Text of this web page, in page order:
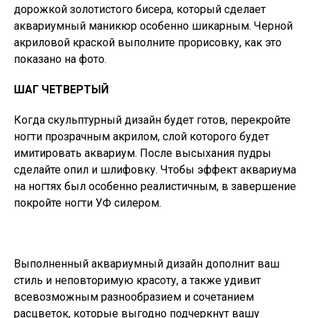
дорожкой золотистого бисера, который сделает
аквариумный маникюр особенно шикарным. Черной
акриловой краской выполните прорисовку, как это
показано на фото.
ШАГ ЧЕТВЕРТЫЙ
Когда скульптурный дизайн будет готов, перекройте
ногти прозрачным акрилом, слой которого будет
имитировать аквариум. После высыхания пудры
сделайте опил и шлифовку. Чтобы эффект аквариума
на ногтях был особенно реалистичным, в завершение
покройте ногти УФ cилером.
Выполненный аквариумный дизайн дополнит ваш
стиль и неповторимую красоту, а также удивит
всевозможным разнообразием и сочетанием
расцветок, которые выгодно подчеркнут вашу